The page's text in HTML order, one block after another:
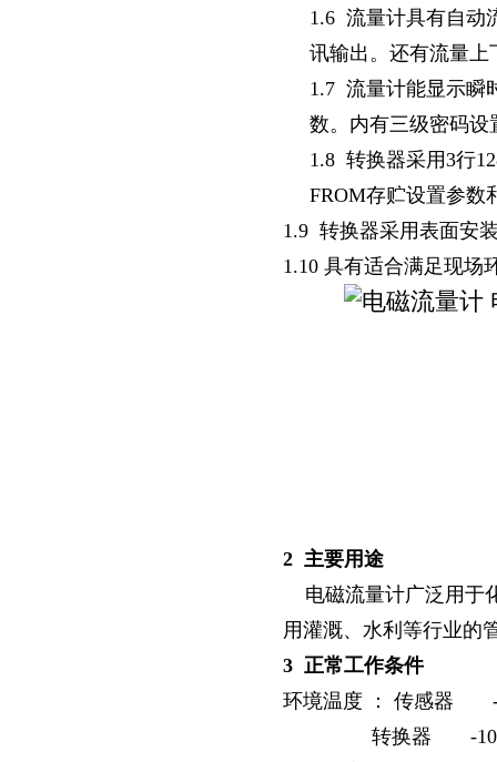
1.6 流量计具有自动
讯输出。还有流量
1.7 流量计能显示瞬
数。内有三级密码
1.8 转换器采用3行
FROM存贮设置参数
1.9 转换器采用表面安
1.10 具有适合满足现场
2 主要用途
电磁流量计广泛用于
用灌溉、水利等行业的
3 正常工作条件
环境温度
： 传感器 -
转换器 -10